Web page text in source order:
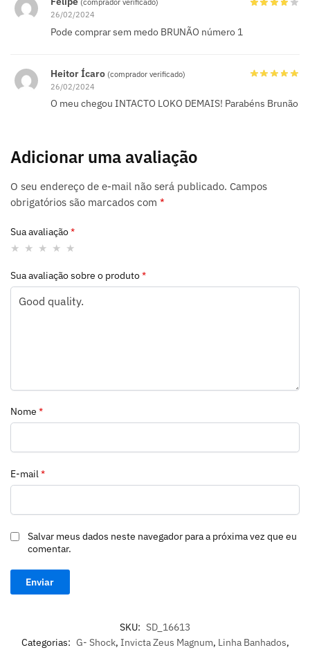
26/02/2024
Pode comprar sem medo BRUNÃO número 1
Heitor Ícaro (comprador verificado)
26/02/2024
O meu chegou INTACTO LOKO DEMAIS! Parabéns Brunão
Adicionar uma avaliação
O seu endereço de e-mail não será publicado. Campos
obrigatórios são marcados com *
Sua avaliação*
Sua avaliação sobre o produto*
Nome *
E-mail*
Salvar meus dados neste navegador para a próxima vez que eu
comentar.
SKU: SD_16613
Categorias: G- Shock, Invicta Zeus Magnum, Linha Banhados,